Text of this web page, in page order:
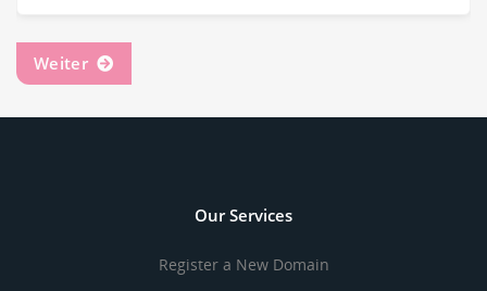
Weiter
Our Services
Register a New Domain